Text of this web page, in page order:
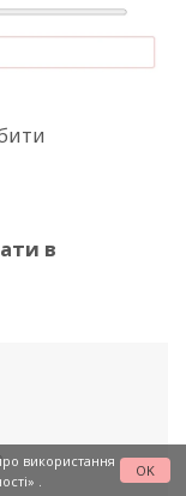
в
використання
OK